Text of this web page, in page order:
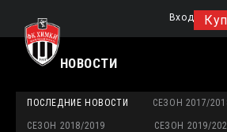
Вход
НОВОСТИ
ПОСЛЕДНИЕ НОВОСТИ СЕЗОН 2017/
СЕЗОН 2018/2019 СЕЗОН 2019/